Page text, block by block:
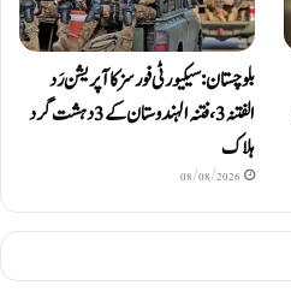
بلوچستان: سیکیورٹی فورسز کا آپریشن رَد
الفتنہ 3، فتنہ الہندوستان کے 3 دہشت گرد
ہلاک
08/08/2026